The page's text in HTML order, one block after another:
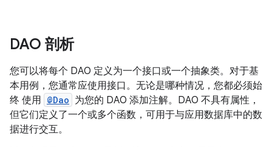
DAO 剖析
您可以将每个 DAO 定义为一个接口或一个抽象类。对于基
本用例，您通常应使用接口。无论是哪种情况，您都必须始
终 使用 @Dao 为您的 DAO 添加注解。DAO 不具有属性，
但它们定义了一个或多个函数，可用于与应用数据库中的数
据进行交互。